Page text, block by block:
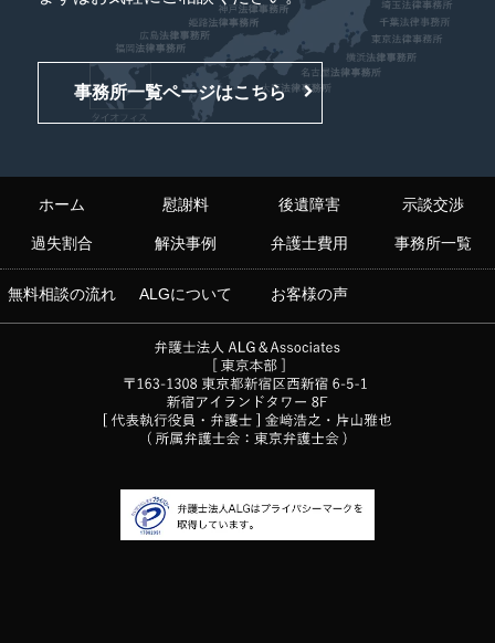
事務所一覧ページはこちら
ホーム 慰謝料 後遺障害 示談交渉
過失割合 解決事例 弁護士費用 事務所一覧
無料相談の流れ ALGについて お客様の声